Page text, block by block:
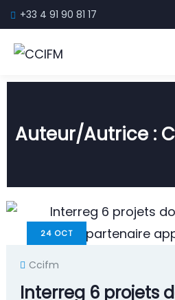
+33 4 91 90 81 17
Auteur/autrice :
24 OCT
Ccifm
Interreg 6 projets